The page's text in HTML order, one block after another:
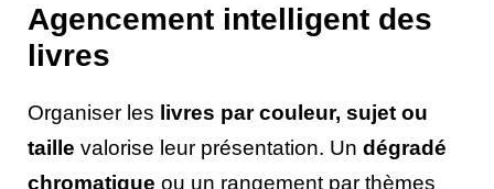
Agencement intelligent des
livres
Organiser les livres par couleur, sujet ou
taille valorise leur présentation. Un dégradé
chromatique ou un rangement par thèmes